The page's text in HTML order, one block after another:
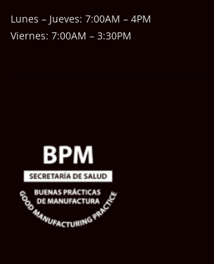
Lunes – Jueves: 7:00AM – 4PM
Viernes: 7:00AM – 3:30PM